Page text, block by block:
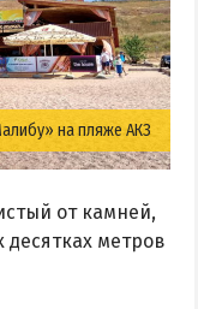
на пляже АКЗ
от камней,
десятках метров